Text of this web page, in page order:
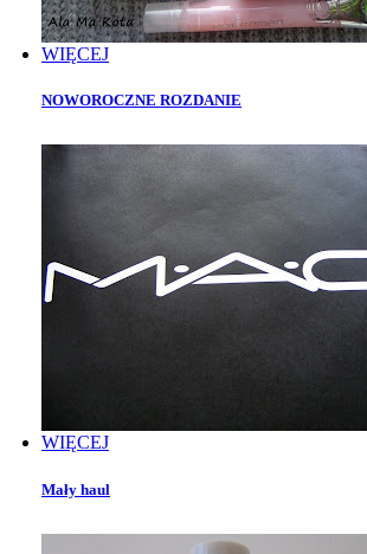
WIĘCEJ
NOWOROCZNE ROZDANIE
WIĘCEJ
Mały haul